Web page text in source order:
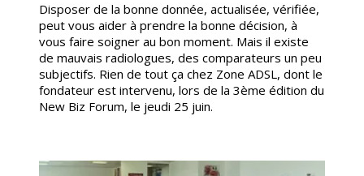
Disposer de la bonne donnée, actualisée, vérifiée,
peut vous aider à prendre la bonne décision, à
vous faire soigner au bon moment. Mais il existe
de mauvais radiologues, des comparateurs un peu
subjectifs. Rien de tout ça chez Zone ADSL, dont le
fondateur est intervenu, lors de la 3ème édition du
New Biz Forum, le jeudi 25 juin.